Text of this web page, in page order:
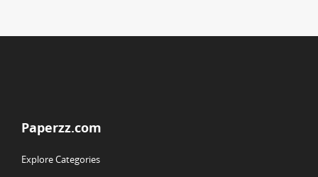
Paperzz.com
Explore Categories